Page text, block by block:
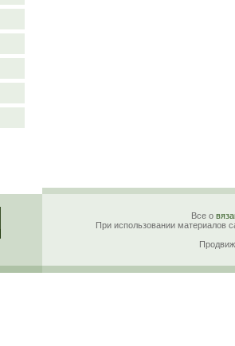
Все о
При использовании материалов